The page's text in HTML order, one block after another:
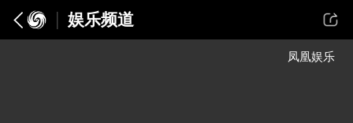
娱乐频道
凤凰娱乐